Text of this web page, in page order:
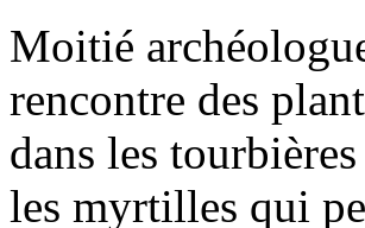
Moitié
rencontre des
dans les
les myrtilles qui